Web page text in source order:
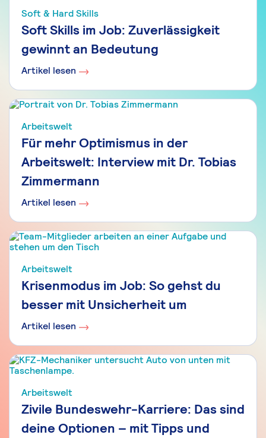
Soft & Hard Skills
Soft Skills im Job: Zuverlässigkeit
gewinnt an Bedeutung
Artikel lesen
Arbeitswelt
Für mehr Optimismus in der
Arbeitswelt: Interview mit Dr. Tobias
Zimmermann
Artikel lesen
Arbeitswelt
Krisenmodus im Job: So gehst du
besser mit Unsicherheit um
Artikel lesen
Arbeitswelt
Zivile Bundeswehr-Karriere: Das sind
deine Optionen – mit Tipps und